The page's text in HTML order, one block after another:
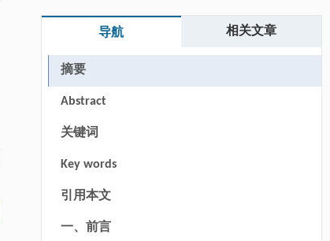
导航 相关文章
摘要
Abstract
关键词
Key words
引用本文
一、前言